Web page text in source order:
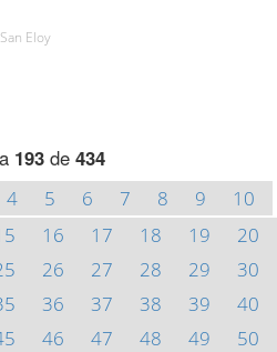
Eloy
193de 434
4 5 6 7 8 9
10
16 17 18 19
20
26 27 28 29
30
36 37 38 39
40
46 47 48 49
50